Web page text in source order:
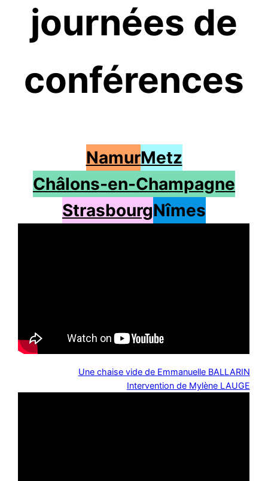
journées de
conférences
NamurMetz
Châlons-en-Champagne
StrasbourgNîmes
Une chaise vide de Emmanuelle BALLARIN
Intervention de Mylène LAUGE